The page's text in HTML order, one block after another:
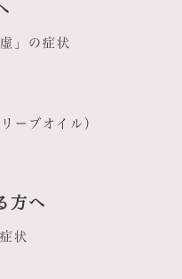
」の症状
ーブオイル）
方へ
状